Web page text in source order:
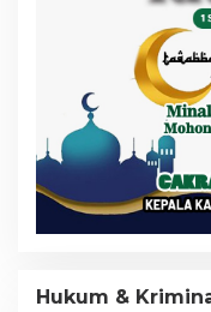
Hukum &